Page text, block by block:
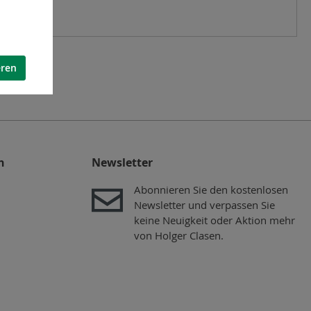
Newsletter
Abonnieren Sie den kostenlosen
Newsletter und verpassen Sie
keine Neuigkeit oder Aktion mehr
von Holger Clasen.